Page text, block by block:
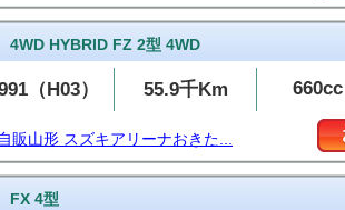
4WD HYBRID FZ 2型 4WD
（H03） 55.9千Km 660cc
販山形 スズキアリーナおきた...
FX 4型